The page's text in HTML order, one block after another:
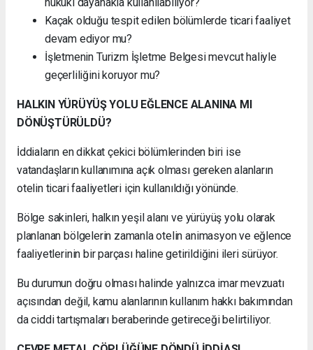
Kaçak olduğu tespit edilen bölümlerde ticari faaliyet
devam ediyor mu?
İşletmenin Turizm İşletme Belgesi mevcut haliyle
geçerliliğini koruyor mu?
HALKIN YÜRÜYÜŞ YOLU EĞLENCE ALANINA MI
DÖNÜŞTÜRÜLDÜ?
İddiaların en dikkat çekici bölümlerinden biri ise
vatandaşların kullanımına açık olması gereken alanların
otelin ticari faaliyetleri için kullanıldığı yönünde.
Bölge sakinleri, halkın yeşil alanı ve yürüyüş yolu olarak
planlanan bölgelerin zamanla otelin animasyon ve eğlence
faaliyetlerinin bir parçası haline getirildiğini ileri sürüyor.
Bu durumun doğru olması halinde yalnızca imar mevzuatı
açısından değil, kamu alanlarının kullanım hakkı bakımından
da ciddi tartışmaları beraberinde getireceği belirtiliyor.